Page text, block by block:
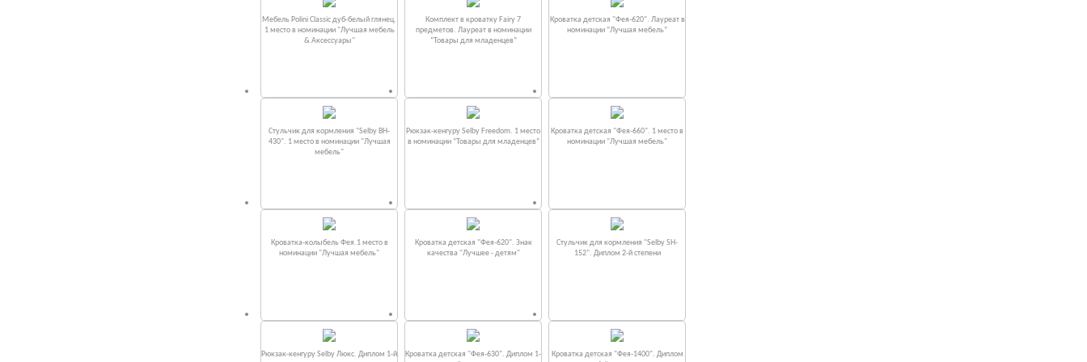
Мебель Polini Classic дуб-белый глянец.
1 место в номинации "Лучшая мебель
& Аксессуары"
Комплект в кроватку Fаiry 7
предметов. Лауреат в номинации
“Товары для младенцев”
Кроватка детская "Фея-620". Лауреат в
номинации “Лучшая мебель”
Стульчик для кормления "Selby BH-
430". 1 место в номинации "Лучшая
мебель"
Рюкзак-кенгуру Selby Freedom. 1 место
в номинации “Товары для младенцев”
Кроватка детская "Фея-660". 1 место в
номинации "Лучшая мебель"
Кроватка-колыбель Фея.1 место в
номинации "Лучшая мебель"
Кроватка детская "Фея-620". Знак
качества "Лучшее - детям"
Стульчик для кормления "Selby SH-
152". Диплом 2-й степени
Рюкзак-кенгуру Selby Люкс. Диплом 1-й
Кроватка детская "Фея-630". Диплом 1-
Кроватка детская "Фея-1400". Диплом